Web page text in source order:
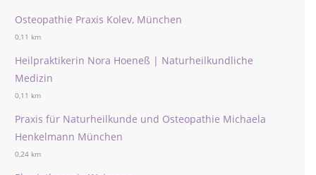
Osteopathie Praxis Kolev, München
0,11 km
Heilpraktikerin Nora Hoeneß | Naturheilkundliche
Medizin
0,11 km
Praxis für Naturheilkunde und Osteopathie Michaela
Henkelmann München
0,24 km